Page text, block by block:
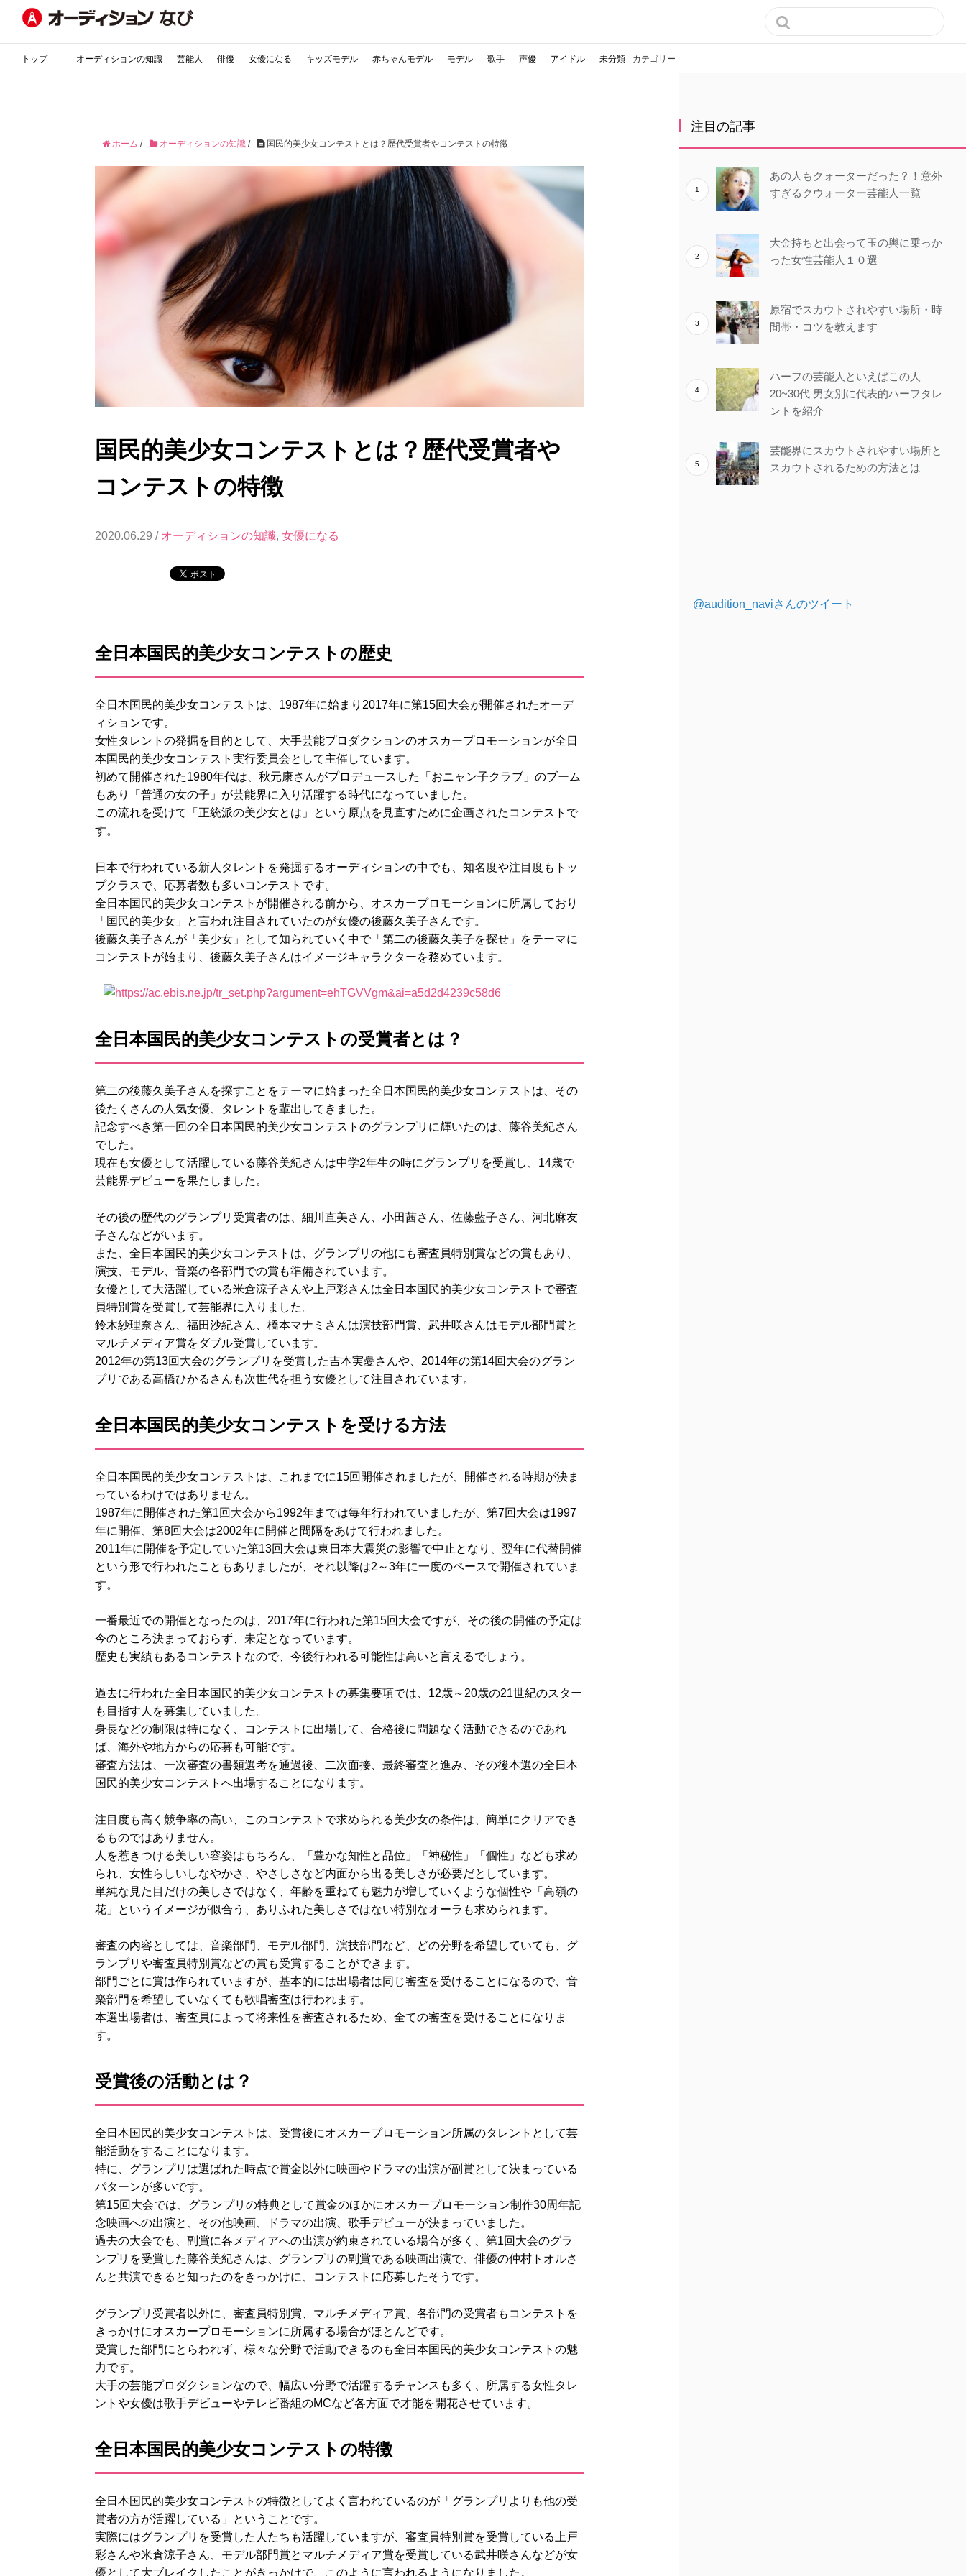

トップ カテゴリー
オーディションの知識 芸能人 俳優 女優になる キッズモデル 赤ちゃんモデル モデル 歌手 声優 アイドル 未分類
ホーム / オーディションの知識 / 国民的美少女コンテストとは？歴代受賞者やコンテストの特徴
国民的美少女コンテストとは？歴代受賞者や
コンテストの特徴
2020.06.29 / オーディションの知識, 女優になる
全日本国民的美少女コンテストの歴史
全日本国民的美少女コンテストは、1987年に始まり2017年に第15回大会が開催されたオーデ
ィションです。
女性タレントの発掘を目的として、大手芸能プロダクションのオスカープロモーションが全日
本国民的美少女コンテスト実行委員会として主催しています。
初めて開催された1980年代は、秋元康さんがプロデュースした「おニャン子クラブ」のブーム
もあり「普通の女の子」が芸能界に入り活躍する時代になっていました。
この流れを受けて「正統派の美少女とは」という原点を見直すために企画されたコンテストで
す。
日本で行われている新人タレントを発掘するオーディションの中でも、知名度や注目度もトッ
プクラスで、応募者数も多いコンテストです。
全日本国民的美少女コンテストが開催される前から、オスカープロモーションに所属しており
「国民的美少女」と言われ注目されていたのが女優の後藤久美子さんです。
後藤久美子さんが「美少女」として知られていく中で「第二の後藤久美子を探せ」をテーマに
コンテストが始まり、後藤久美子さんはイメージキャラクターを務めています。
全日本国民的美少女コンテストの受賞者とは？
第二の後藤久美子さんを探すことをテーマに始まった全日本国民的美少女コンテストは、その
後たくさんの人気女優、タレントを輩出してきました。
記念すべき第一回の全日本国民的美少女コンテストのグランプリに輝いたのは、藤谷美紀さん
でした。
現在も女優として活躍している藤谷美紀さんは中学2年生の時にグランプリを受賞し、14歳で
芸能界デビューを果たしました。
その後の歴代のグランプリ受賞者のは、細川直美さん、小田茜さん、佐藤藍子さん、河北麻友
子さんなどがいます。
また、全日本国民的美少女コンテストは、グランプリの他にも審査員特別賞などの賞もあり、
演技、モデル、音楽の各部門での賞も準備されています。
女優として大活躍している米倉涼子さんや上戸彩さんは全日本国民的美少女コンテストで審査
員特別賞を受賞して芸能界に入りました。
鈴木紗理奈さん、福田沙紀さん、橋本マナミさんは演技部門賞、武井咲さんはモデル部門賞と
マルチメディア賞をダブル受賞しています。
2012年の第13回大会のグランプリを受賞した吉本実憂さんや、2014年の第14回大会のグラン
プリである高橋ひかるさんも次世代を担う女優として注目されています。
全日本国民的美少女コンテストを受ける方法
全日本国民的美少女コンテストは、これまでに15回開催されましたが、開催される時期が決ま
っているわけではありません。
1987年に開催された第1回大会から1992年までは毎年行われていましたが、第7回大会は1997
年に開催、第8回大会は2002年に開催と間隔をあけて行われました。
2011年に開催を予定していた第13回大会は東日本大震災の影響で中止となり、翌年に代替開催
という形で行われたこともありましたが、それ以降は2～3年に一度のペースで開催されていま
す。
一番最近での開催となったのは、2017年に行われた第15回大会ですが、その後の開催の予定は
今のところ決まっておらず、未定となっています。
歴史も実績もあるコンテストなので、今後行われる可能性は高いと言えるでしょう。
過去に行われた全日本国民的美少女コンテストの募集要項では、12歳～20歳の21世紀のスター
も目指す人を募集していました。
身長などの制限は特になく、コンテストに出場して、合格後に問題なく活動できるのであれ
ば、海外や地方からの応募も可能です。
審査方法は、一次審査の書類選考を通過後、二次面接、最終審査と進み、その後本選の全日本
国民的美少女コンテストへ出場することになります。
注目度も高く競争率の高い、このコンテストで求められる美少女の条件は、簡単にクリアでき
るものではありません。
人を惹きつける美しい容姿はもちろん、「豊かな知性と品位」「神秘性」「個性」なども求め
られ、女性らしいしなやかさ、やさしさなど内面から出る美しさが必要だとしています。
単純な見た目だけの美しさではなく、年齢を重ねても魅力が増していくような個性や「高嶺の
花」というイメージが似合う、ありふれた美しさではない特別なオーラも求められます。
審査の内容としては、音楽部門、モデル部門、演技部門など、どの分野を希望していても、グ
ランプリや審査員特別賞などの賞も受賞することができます。
部門ごとに賞は作られていますが、基本的には出場者は同じ審査を受けることになるので、音
楽部門を希望していなくても歌唱審査は行われます。
本選出場者は、審査員によって将来性を審査されるため、全ての審査を受けることになりま
す。
受賞後の活動とは？
全日本国民的美少女コンテストは、受賞後にオスカープロモーション所属のタレントとして芸
能活動をすることになります。
特に、グランプリは選ばれた時点で賞金以外に映画やドラマの出演が副賞として決まっている
パターンが多いです。
第15回大会では、グランプリの特典として賞金のほかにオスカープロモーション制作30周年記
念映画への出演と、その他映画、ドラマの出演、歌手デビューが決まっていました。
過去の大会でも、副賞に各メディアへの出演が約束されている場合が多く、第1回大会のグラ
ンプリを受賞した藤谷美紀さんは、グランプリの副賞である映画出演で、俳優の仲村トオルさ
んと共演できると知ったのをきっかけに、コンテストに応募したそうです。
グランプリ受賞者以外に、審査員特別賞、マルチメディア賞、各部門の受賞者もコンテストを
きっかけにオスカープロモーションに所属する場合がほとんどです。
受賞した部門にとらわれず、様々な分野で活動できるのも全日本国民的美少女コンテストの魅
力です。
大手の芸能プロダクションなので、幅広い分野で活躍するチャンスも多く、所属する女性タレ
ントや女優は歌手デビューやテレビ番組のMCなど各方面で才能を開花させています。
全日本国民的美少女コンテストの特徴
全日本国民的美少女コンテストの特徴としてよく言われているのが「グランプリよりも他の受
賞者の方が活躍している」ということです。
実際にはグランプリを受賞した人たちも活躍していますが、審査員特別賞を受賞している上戸
彩さんや米倉涼子さん、モデル部門賞とマルチメディア賞を受賞している武井咲さんなどが女
優として大ブレイクしたことがきっかけで、このように言われるようになりました。
注目の記事
あの人もクォーターだった？！意外
すぎるクウォーター芸能人一覧
大金持ちと出会って玉の輿に乗っか
った女性芸能人１０選
原宿でスカウトされやすい場所・時
間帯・コツを教えます
ハーフの芸能人といえばこの人
20~30代 男女別に代表的ハーフタレ
ントを紹介
芸能界にスカウトされやすい場所と
スカウトされるための方法とは
@audition_naviさんのツイート